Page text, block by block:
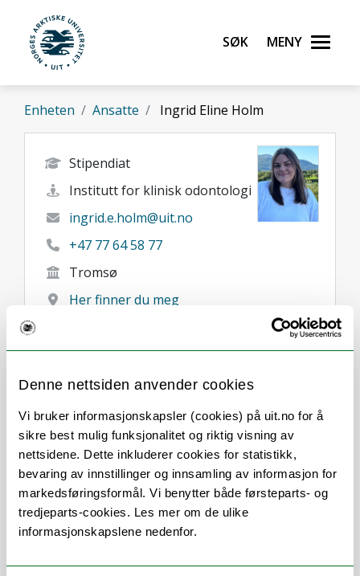
Denne nettsiden anvender cookies
Vi bruker informasjonskapsler (cookies) på uit.no for å
sikre best mulig funksjonalitet og riktig visning av
nettsidene. Dette inkluderer cookies for statistikk,
bevaring av innstillinger og innsamling av informasjon for
markedsføringsformål. Vi benytter både førsteparts- og
tredjeparts-cookies. Les mer om de ulike
informasjonskapslene nedenfor.
Gå til hovedinnhold
UiT Norges arktiske universitet
Søk Meny
Enheten Ansatte Ingrid Eline Holm
Stipendiat
Institutt for klinisk odontologi
ingrid.e.holm@uit.no
+47 77 64 58 77
Tromsø
Her finner du meg
Om
Forskning og undervisning
Publikasjoner
Her finner du meg
Stillingsbeskrivelse